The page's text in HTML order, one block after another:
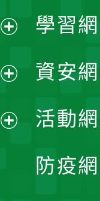
單
選
單
開
選
單
開
選
開
學習
資安
活動
防疫